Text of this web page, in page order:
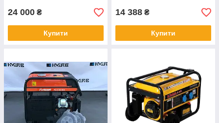
24 000 ₴
Купити
14 388 ₴
Купити